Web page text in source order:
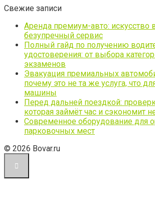
Свежие записи
Аренда премиум-авто: искусство
безупречный сервис
Полный гайд по получению
удостоверения: от выбора
экзаменов
Эвакуация премиальных
почему это не та же услуга, что
машины
Перед дальней поездкой:
которая займёт час и сэкономит
Современное оборудование для
парковочных мест
© 2026 Bovar.ru